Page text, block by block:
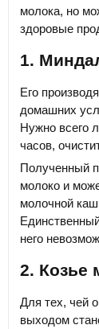
молока, но
здоровые
1.
Его
домашних
Нужно всего
часов,
Полученный
молоко и
молочной
него
2. Козье
Для тех, чей
выходом